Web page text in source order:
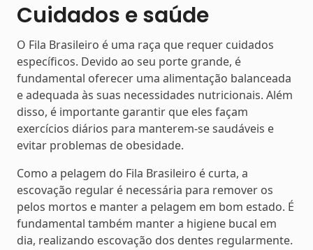
Cuidados e saúde
O Fila Brasileiro é uma raça que requer cuidados
específicos. Devido ao seu porte grande, é
fundamental oferecer uma alimentação balanceada
e adequada às suas necessidades nutricionais. Além
disso, é importante garantir que eles façam
exercícios diários para manterem-se saudáveis e
evitar problemas de obesidade.
Como a pelagem do Fila Brasileiro é curta, a
escovação regular é necessária para remover os
pelos mortos e manter a pelagem em bom estado. É
fundamental também manter a higiene bucal em
dia, realizando escovação dos dentes regularmente.